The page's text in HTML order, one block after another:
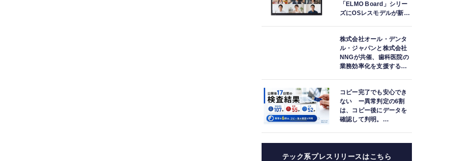
「ELMO Board」シリー
ズにOSレスモデルが新登
株式会社オール・デンタ
ル・ジャパンと株式会社
NNGが共催、歯科医院の
業務効率化を支援する院
紹介
コピー完了でも安心でき
ない ー異常判定の6割
は、コピー後にデータを
確認して判明。
集計
テック系プレスリリースはこちら